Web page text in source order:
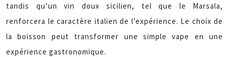
tandis qu’un vin doux sicilien, tel que le Marsala,
renforcera le caractère italien de l’expérience. Le choix de
la boisson peut transformer une simple vape en une
expérience gastronomique.